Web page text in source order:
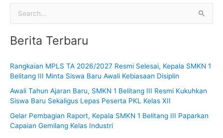
u
t
k
Berita Terbaru
Rangkaian MPLS TA 2026/2027 Resmi Selesai, Kepala SMKN 1
Belitang III Minta Siswa Baru Awali Kebiasaan Disiplin
Awali Tahun Ajaran Baru, SMKN 1 Belitang III Resmi Kukuhkan
Siswa Baru Sekaligus Lepas Peserta PKL Kelas XII
Gelar Pembagian Raport, Kepala SMKN 1 Belitang III Paparkan
Capaian Gemilang Kelas Industri